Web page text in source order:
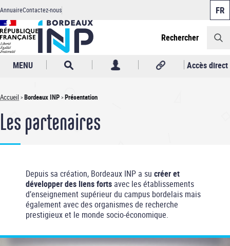
Aller
au
contenu
principal
Header
AnnuaireContactez-nous
Rechercher
MENU Accès direct
Fil
d'Ariane
Accueil Bordeaux INP Présentation
Les partenaires
Depuis sa création, Bordeaux INP a su créer et
développer des liens forts avec les établissements
d’enseignement supérieur du campus bordelais mais
également avec des organismes de recherche
prestigieux et le monde socio-économique.
Panneau de gestion des cookies